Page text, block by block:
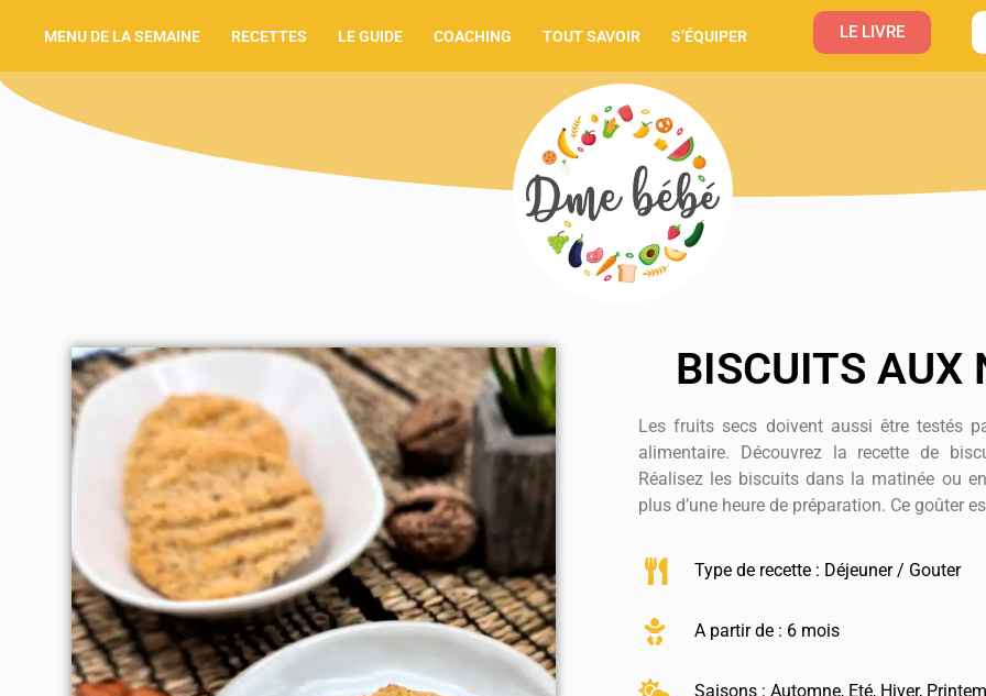
MENU DE LA SEMAINE RECETTES LE GUIDE COACHING TOUT SAVOIR S’ÉQUIPER LE LIVRE
BISCUITS AUX
Les fruits secs doivent aussi être testés
alimentaire. Découvrez la recette de
Réalisez les biscuits dans la matinée ou
plus d’une heure de préparation. Ce goûter
Type de recette : Déjeuner / Gouter
A partir de : 6 mois
Saisons :Automne, Eté, Hiver,